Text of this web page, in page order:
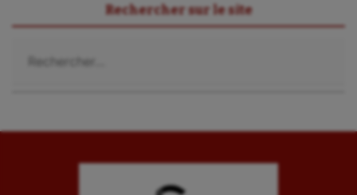
Rechercher sur le site